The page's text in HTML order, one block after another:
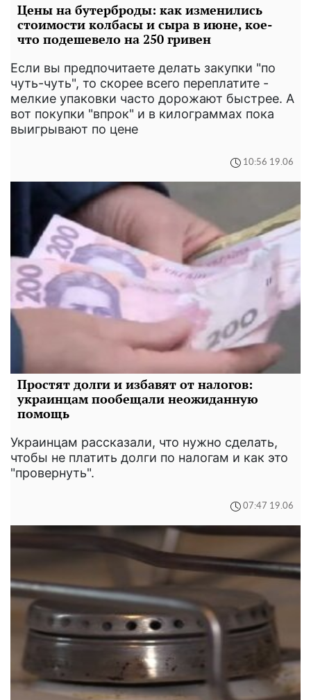
Цены на бутерброды: как изменились
стоимости колбасы и сыра в июне, кое-
что подешевело на 250 гривен
Если вы предпочитаете делать закупки "по
чуть-чуть", то скорее всего переплатите -
мелкие упаковки часто дорожают быстрее. А
вот покупки "впрок" и в килограммах пока
выигрывают по цене
10:56 19.06
Простят долги и избавят от налогов:
украинцам пообещали неожиданную
помощь
Украинцам рассказали, что нужно сделать,
чтобы не платить долги по налогам и как это
"провернуть".
07:47 19.06